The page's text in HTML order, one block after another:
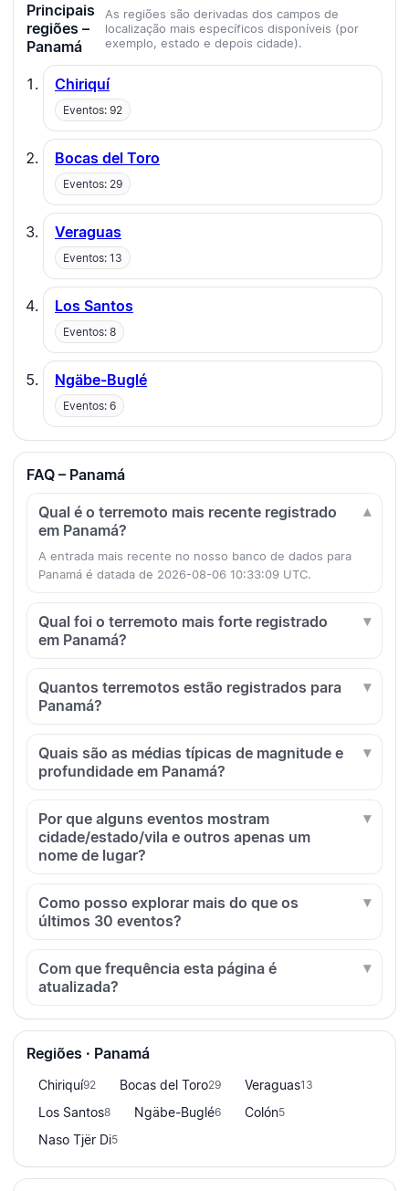
Principais
regiões –
Panamá
As regiões são derivadas dos campos de
localização mais específicos disponíveis (por
exemplo, estado e depois cidade).
Chiriquí
Eventos: 92
Bocas del Toro
Eventos: 29
Veraguas
Eventos: 13
Los Santos
Eventos: 8
Ngäbe-Buglé
Eventos: 6
FAQ – Panamá
Qual é o terremoto mais recente registrado
em Panamá?
A entrada mais recente no nosso banco de dados para
Panamá é datada de 2026-08-06 10:33:09 UTC.
Qual foi o terremoto mais forte registrado
em Panamá?
Quantos terremotos estão registrados para
Panamá?
Quais são as médias típicas de magnitude e
profundidade em Panamá?
Por que alguns eventos mostram
cidade/estado/vila e outros apenas um
nome de lugar?
Como posso explorar mais do que os
últimos 30 eventos?
Com que frequência esta página é
atualizada?
Regiões · Panamá
Chiriquí92 Bocas del Toro29 Veraguas13
Los Santos8 Ngäbe-Buglé6 Colón5
Naso Tjër Di5